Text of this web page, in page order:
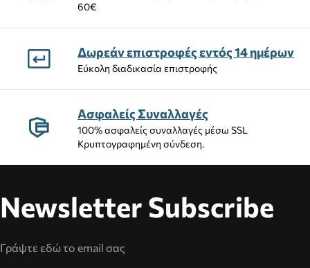
60€
Δωρεάν επιστροφές εντός 14 ημέρων
Εύκολη διαδικασία επιστροφής
Ασφαλείς Συναλλαγές
100% ασφαλείς συναλλαγές μέσω SSL
Κρυπτογραφημένη σύνδεση.
Newsletter Subscribe